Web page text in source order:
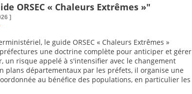
ORSEC « Chaleurs Extrêmes »"
]
le guide ORSEC « Chaleurs Extrêmes »
préfectures une doctrine complète pour anticiper et gérer
un risque appelé à s'intensifier avec le changement
plans départementaux par les préfets, il organise une
au bénéfice des populations, en particulier les